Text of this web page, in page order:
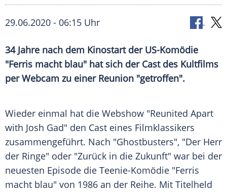
29.06.2020 - 06:15 Uhr
34 Jahre nach dem Kinostartder US-Komödie
"Ferris macht blau" hat sich der Cast des Kultfilms
perWebcam zu einer Reunion "getroffen".
Wieder einmal hat die Webshow "Reunited Apart
with Josh Gad" den Cast eines Filmklassikers
zusammengeführt. Nach "Ghostbusters", "Der Herr
der Ringe" oder "Zurück in die Zukunft" war bei der
neuesten Episode die Teenie-Komödie "Ferris
macht blau" von 1986 an der Reihe. Mit Titelheld